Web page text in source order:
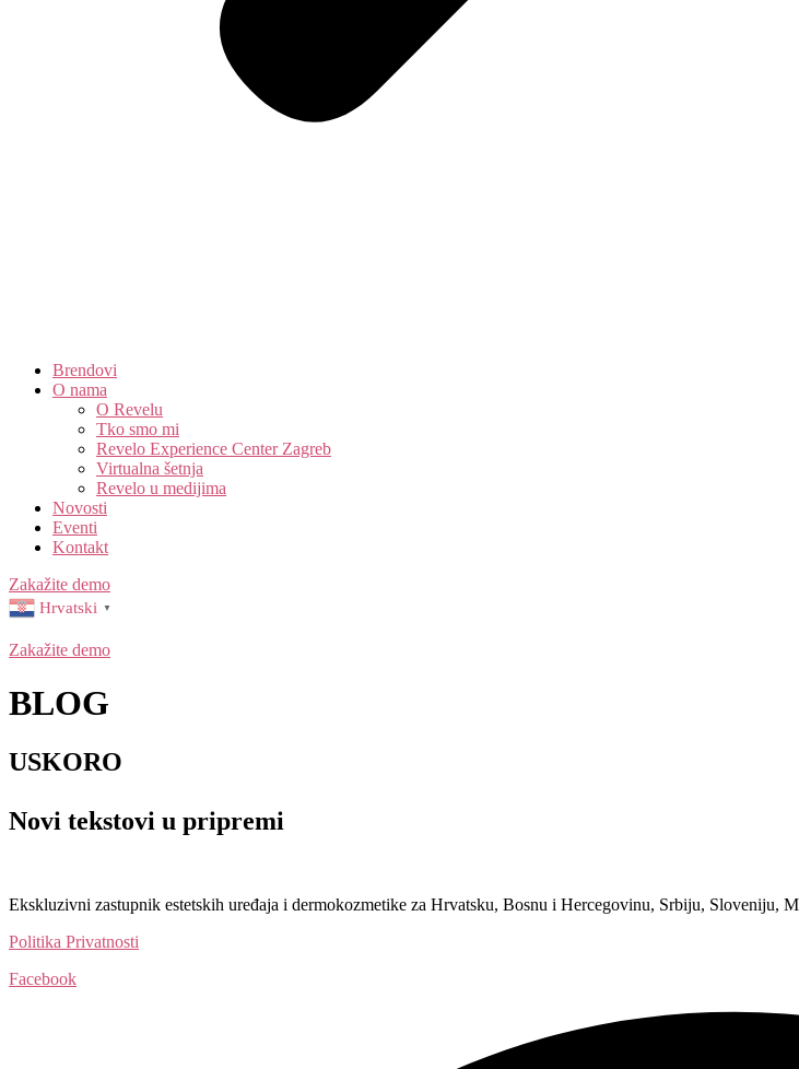
Brendovi
O nama
O Revelu
Tko smo mi
Revelo Experience Center Zagreb
Virtualna šetnja
Revelo u medijima
Novosti
Eventi
Kontakt
Zakažite demo
Hrvatski ▼
Zakažite demo
BLOG
USKORO
Novi tekstovi u pripremi
Ekskluzivni zastupnik estetskih uređaja i dermokozmetike za Hrvatsku, Bosnu i Hercegovinu, Srbiju, Sloveniju,
Politika Privatnosti
Facebook